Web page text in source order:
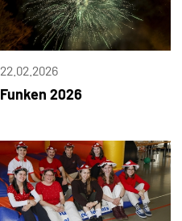
22.02.2026
Funken 2026